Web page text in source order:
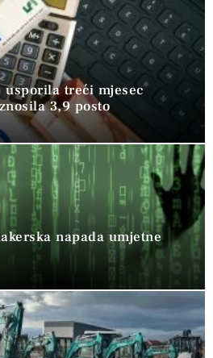
treći mjesec
3,9 posto
napada umjetne